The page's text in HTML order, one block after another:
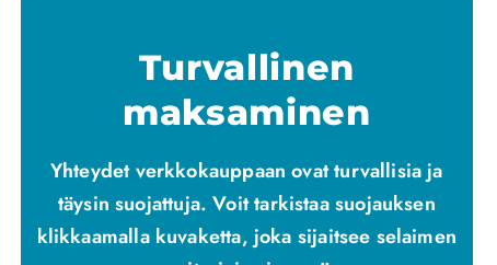
Turvallinen
maksaminen
Yhteydet verkkokauppaan ovat turvallisia ja
täysin suojattuja. Voit tarkistaa suojauksen
klikkaamalla kuvaketta, joka sijaitsee selaimen